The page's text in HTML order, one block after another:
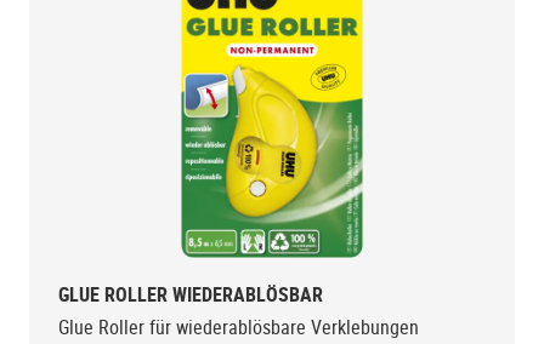
GLUE ROLLER WIEDERABLÖSBAR
Glue Roller für wiederablösbare Verklebungen